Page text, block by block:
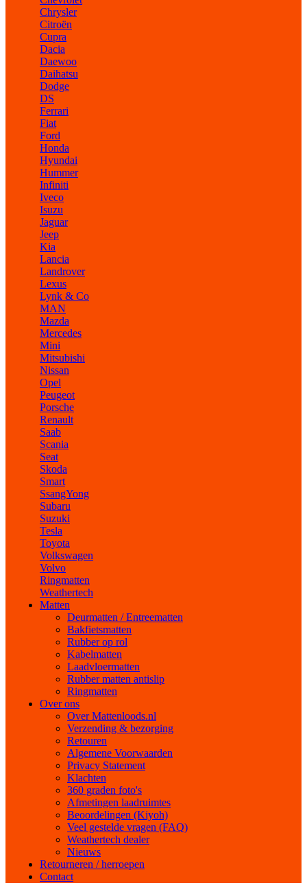
Chrysler
Citroën
Cupra
Dacia
Daewoo
Daihatsu
Dodge
DS
Ferrari
Fiat
Ford
Honda
Hyundai
Hummer
Infiniti
Iveco
Isuzu
Jaguar
Jeep
Kia
Lancia
Landrover
Lexus
Lynk & Co
MAN
Mazda
Mercedes
Mini
Mitsubishi
Nissan
Opel
Peugeot
Porsche
Renault
Saab
Scania
Seat
Skoda
Smart
SsangYong
Subaru
Suzuki
Tesla
Toyota
Volkswagen
Volvo
Ringmatten
Weathertech
Matten
Deurmatten / Entreematten
Bakfietsmatten
Rubber op rol
Kabelmatten
Laadvloermatten
Rubber matten antislip
Ringmatten
Over ons
Over Mattenloods.nl
Verzending & bezorging
Retouren
Algemene Voorwaarden
Privacy Statement
Klachten
360 graden foto's
Afmetingen laadruimtes
Beoordelingen (Kiyoh)
Veel gestelde vragen (FAQ)
Weathertech dealer
Nieuws
Retourneren / herroepen
Contact